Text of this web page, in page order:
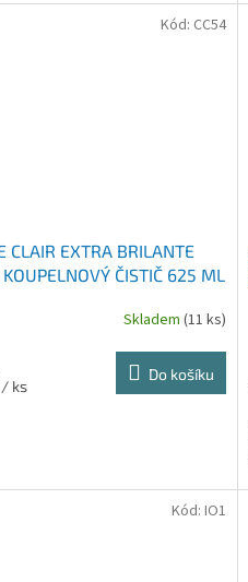
CLAIR EXTRA BRILANTE
ČISTIČ 625 ML
Skladem (11 ks)
/ ks
Do košíku
Kód: CC54
Kód: IO1